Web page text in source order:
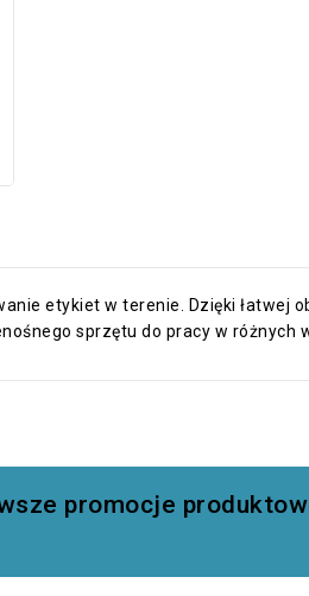
etykiet w terenie. Dzięki łatwej
sprzętu do pracy w różnych
promocje